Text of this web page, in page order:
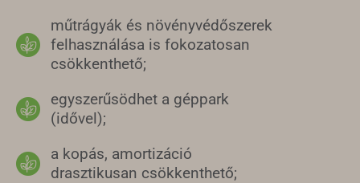
műtrágyák és növényvédőszerek
felhasználása is fokozatosan
csökkenthető;
egyszerűsödhet a géppark
(idővel);
a kopás, amortizáció
drasztikusan csökkenthető;